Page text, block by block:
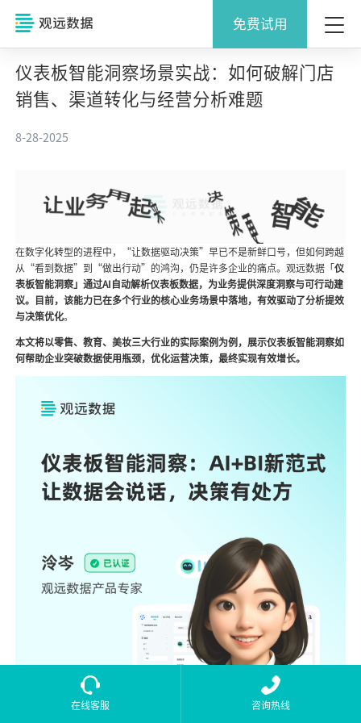
免费试用
仪表板智能洞察场景实战：如何破解门店
销售、渠道转化与经营分析难题
8-28-2025
在数字化转型的进程中，“让数据驱动决策”早已不是新鲜口号，但如何跨越
从“看到数据”到“做出行动”的鸿沟，仍是许多企业的痛点。观远数据「仪
表板智能洞察」通过AI自动解析仪表板数据，为业务提供深度洞察与可行动建
议。目前，该能力已在多个行业的核心业务场景中落地，有效驱动了分析提效
与决策优化。
本文将以零售、教育、美妆三大行业的实际案例为例，展示仪表板智能洞察如
何帮助企业突破数据使用瓶颈，优化运营决策，最终实现有效增长。
在线客服 咨询热线